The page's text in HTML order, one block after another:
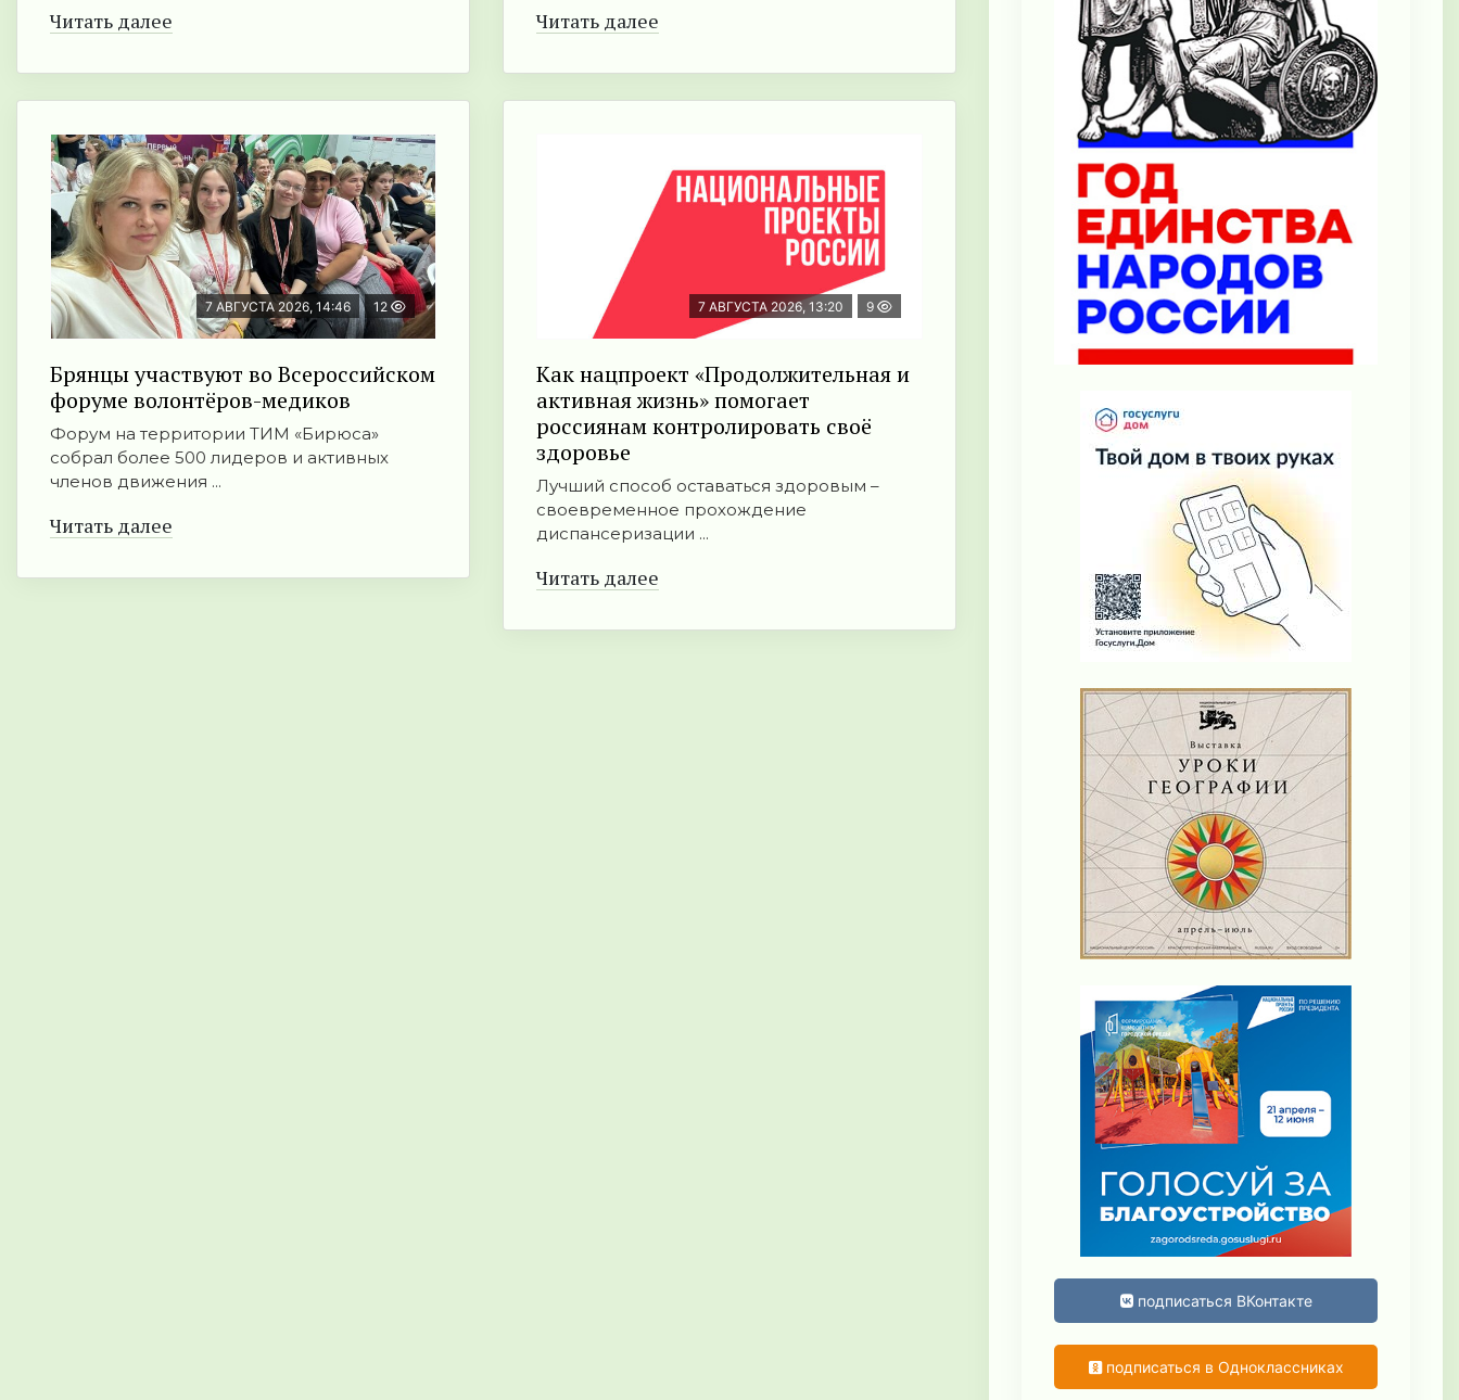
Читать далее Читать далее
7 АВГУСТА 2026, 14:46 12
Брянцы участвуют во Всероссийском
форуме волонтёров-медиков
Форум на территории ТИМ «Бирюса»
собрал более 500 лидеров и активных
членов движения ...
Читать далее
7 АВГУСТА 2026, 13:20 9
Как нацпроект «Продолжительная и
активная жизнь» помогает
россиянам контролировать своё
здоровье
Лучший способ оставаться здоровым –
своевременное прохождение
диспансеризации ...
Читать далее
подписаться ВКонтакте
подписаться в Одноклассниках